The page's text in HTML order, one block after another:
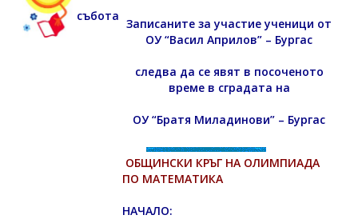
събота
Записаните за участие ученици от
ОУ “Васил Априлов” – Бургас
следва да се явят в посоченото
време в сградата на
ОУ “Братя Миладинови” – Бургас
ОБЩИНСКИ КРЪГ НА ОЛИМПИАДА
ПО МАТЕМАТИКА
НАЧАЛО: